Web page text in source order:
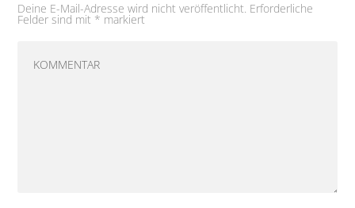
Deine E-Mail-Adresse wird nicht veröffentlicht. Erforderliche
Felder sind mit * markiert